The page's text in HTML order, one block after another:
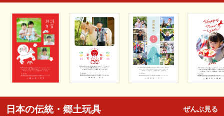
日本の伝統・郷土玩具 ぜんぶ見る